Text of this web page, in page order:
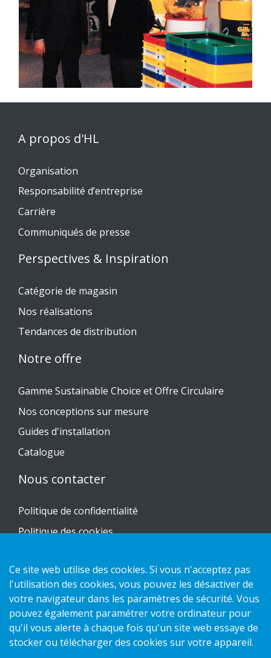
A propos d'HL
Organisation
Responsabilité d’entreprise
Carrière
Communiqués de presse
Perspectives & Inspiration
Catégorie de magasin
Nos réalisations
Tendances de distribution
Notre offre
Gamme Sustainable Choice et Offre Circulaire
Nos conceptions sur mesure
Guides d'installation
Catalogue
Nous contacter
Politique de confidentialité
Politique des cookies
Copyright 2026 HL Display AB. All rights reserved.
Ce site web utilise des cookies. Si vous n'acceptez pas
l'utilisation des cookies, vous pouvez les désactiver de
votre navigateur dans les paramètres de sécurité. Vous
pouvez également paramétrer votre ordinateur pour
qu'il vous alerte à chaque fois qu'un site web essaye de
stocker ou télécharger des cookies sur votre appareil.